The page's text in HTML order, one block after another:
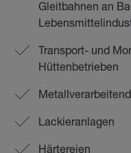
Gleitbahnen an
Transport- und
Hüttenbetrieben
Lackieranlagen
Härtereien